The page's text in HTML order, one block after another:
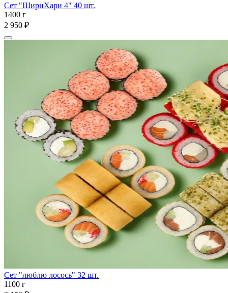
Сет "ШириХари 4" 40 шт.
1400 г
2 950 ₽
Сет "люблю лосось" 32 шт.
1100 г